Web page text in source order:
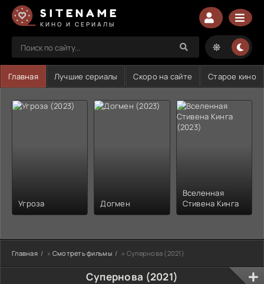
SITENAME
КИНО И СЕРИАЛЫ
Главная Лучшие сериалы Скоро на сайте Старое кино
Угроза Догмен
Вселенная
Стивена Кинга
Главная » Смотреть фильмы » Супернова (2021)
Супернова (2021)